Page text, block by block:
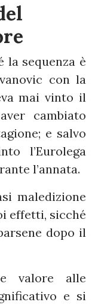
la sequenza è
con la
mai vinto il
cambiato
e salvo
l’Eurolega
l’annata.
maledizione
effetti, sicché
dopo il
valore alle
e si